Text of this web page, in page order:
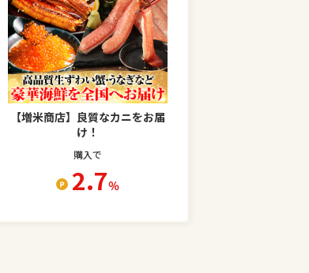
【増米商店】良質なカニをお届
け！
購入で
2.7％